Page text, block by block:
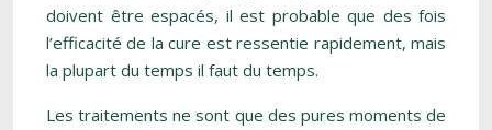
doivent être espacés, il est probable que des fois
l’efficacité de la cure est ressentie rapidement, mais
la plupart du temps il faut du temps.
Les traitements ne sont que des pures moments de